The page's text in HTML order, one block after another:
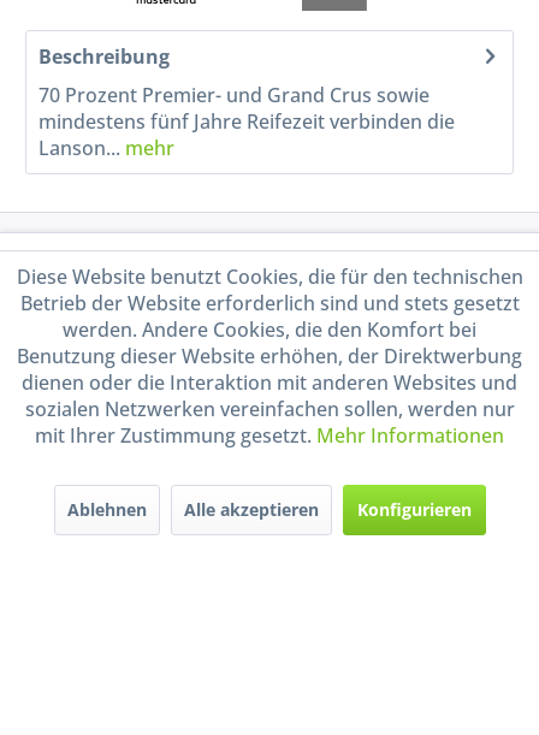
Beschreibung
70 Prozent Premier- und Grand Crus sowie
mindestens fünf Jahre Reifezeit verbinden die
Lanson... mehr
Shop Service
Informationen
Handel mit BIO-Weinen
durch DE-ÖKO-009
Diese Website benutzt Cookies, die für den technischen
Betrieb der Website erforderlich sind und stets gesetzt
werden. Andere Cookies, die den Komfort bei
Benutzung dieser Website erhöhen, der Direktwerbung
dienen oder die Interaktion mit anderen Websites und
sozialen Netzwerken vereinfachen sollen, werden nur
mit Ihrer Zustimmung gesetzt. Mehr Informationen
Ablehnen Alle akzeptieren Konfigurieren